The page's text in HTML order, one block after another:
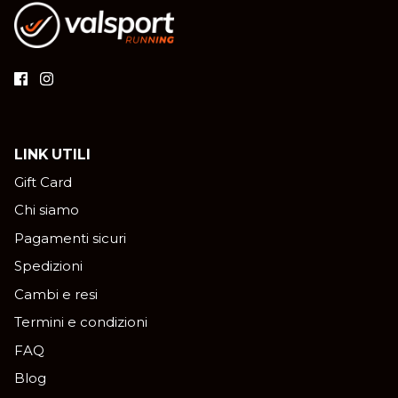
LINK UTILI
Gift Card
Chi siamo
Pagamenti sicuri
Spedizioni
Cambi e resi
Termini e condizioni
FAQ
Blog